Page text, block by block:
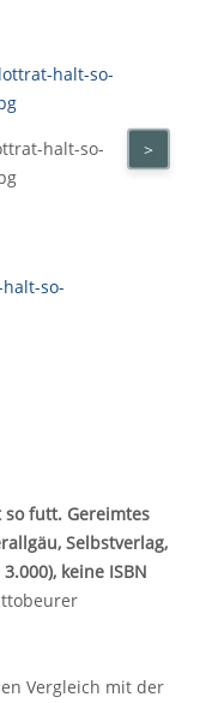
halt-so-
>
futt. Gereimtes
Selbstverlag,
keine ISBN
Vergleich mit der